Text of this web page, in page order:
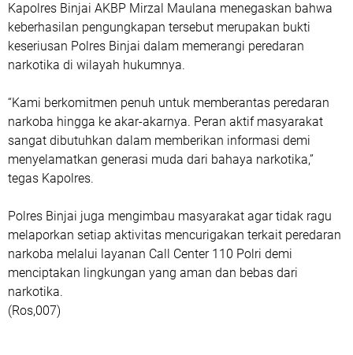
Kapolres Binjai AKBP Mirzal Maulana menegaskan bahwa
keberhasilan pengungkapan tersebut merupakan bukti
keseriusan Polres Binjai dalam memerangi peredaran
narkotika di wilayah hukumnya.
“Kami berkomitmen penuh untuk memberantas peredaran
narkoba hingga ke akar-akarnya. Peran aktif masyarakat
sangat dibutuhkan dalam memberikan informasi demi
menyelamatkan generasi muda dari bahaya narkotika,”
tegas Kapolres.
Polres Binjai juga mengimbau masyarakat agar tidak ragu
melaporkan setiap aktivitas mencurigakan terkait peredaran
narkoba melalui layanan Call Center 110 Polri demi
menciptakan lingkungan yang aman dan bebas dari
narkotika.
(Ros,007)